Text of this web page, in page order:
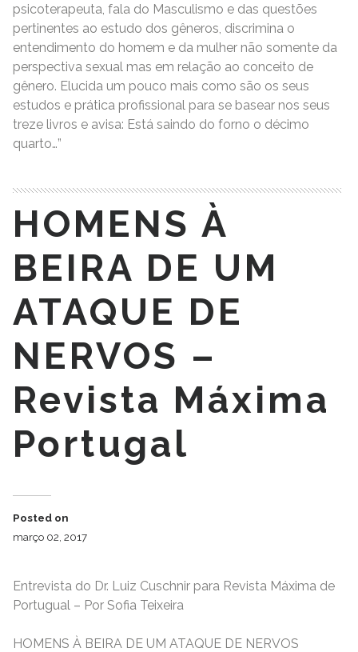
psicoterapeuta, fala do Masculismo e das questões
pertinentes ao estudo dos gêneros, discrimina o
entendimento do homem e da mulher não somente da
perspectiva sexual mas em relação ao conceito de
gênero. Elucida um pouco mais como são os seus
estudos e prática profissional para se basear nos seus
treze livros e avisa: Está saindo do forno o décimo
quarto…”
HOMENS À
BEIRA DE UM
ATAQUE DE
NERVOS –
Revista Máxima
Portugal
Posted on
março 02, 2017
Entrevista do Dr. Luiz Cuschnir para Revista Máxima de
Portugual – Por Sofia Teixeira
HOMENS À BEIRA DE UM ATAQUE DE NERVOS